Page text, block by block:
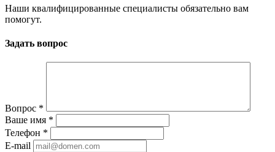
Наши квалифицированные специалисты обязательно вам
помогут.
Задать вопрос
Вопрос *
Ваше имя *
Телефон *
E-mail